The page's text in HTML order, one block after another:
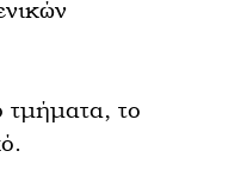
τμήματα, το